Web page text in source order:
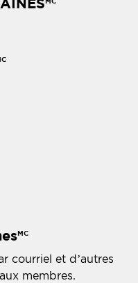
MC
courriel et d’autres
membres.